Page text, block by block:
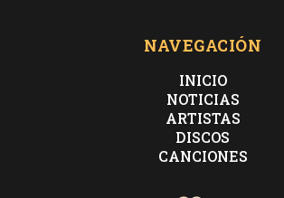
NAVEGACIÓN
INICIO
NOTICIAS
ARTISTAS
DISCOS
CANCIONES